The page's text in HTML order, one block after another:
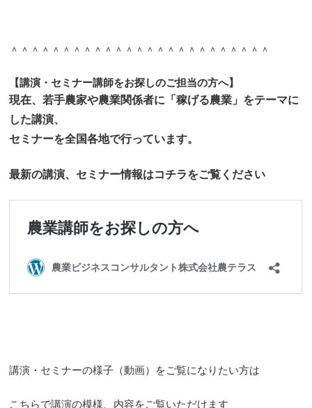
＾＾＾＾＾＾＾＾＾＾＾＾＾＾＾＾＾＾＾＾＾＾＾＾＾
【講演・セミナー講師をお探しのご担当の方へ】
現在、若手農家や農業関係者に「稼げる農業」をテーマに
した講演、
セミナーを全国各地で行っています。
最新の講演、セミナー情報はコチラをご覧ください
講演・セミナーの様子（動画）をご覧になりたい方は
こちらで講演の模様、内容をご覧いただけます